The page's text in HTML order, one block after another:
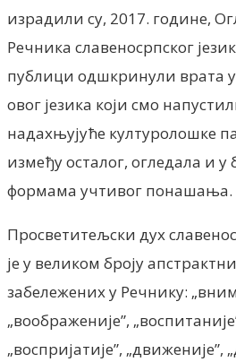
израдили су, 2017. године,
Речника славеносрпског
публици одшкринули врата у
овог језика који смо
надахњујуће културолошке
између осталог, огледала и
формама учтивог понашања.
Просветитељски дух
је у великом броју
забележених у Речнику:
„воображеније”,
„воспријатије”, „движеније”,